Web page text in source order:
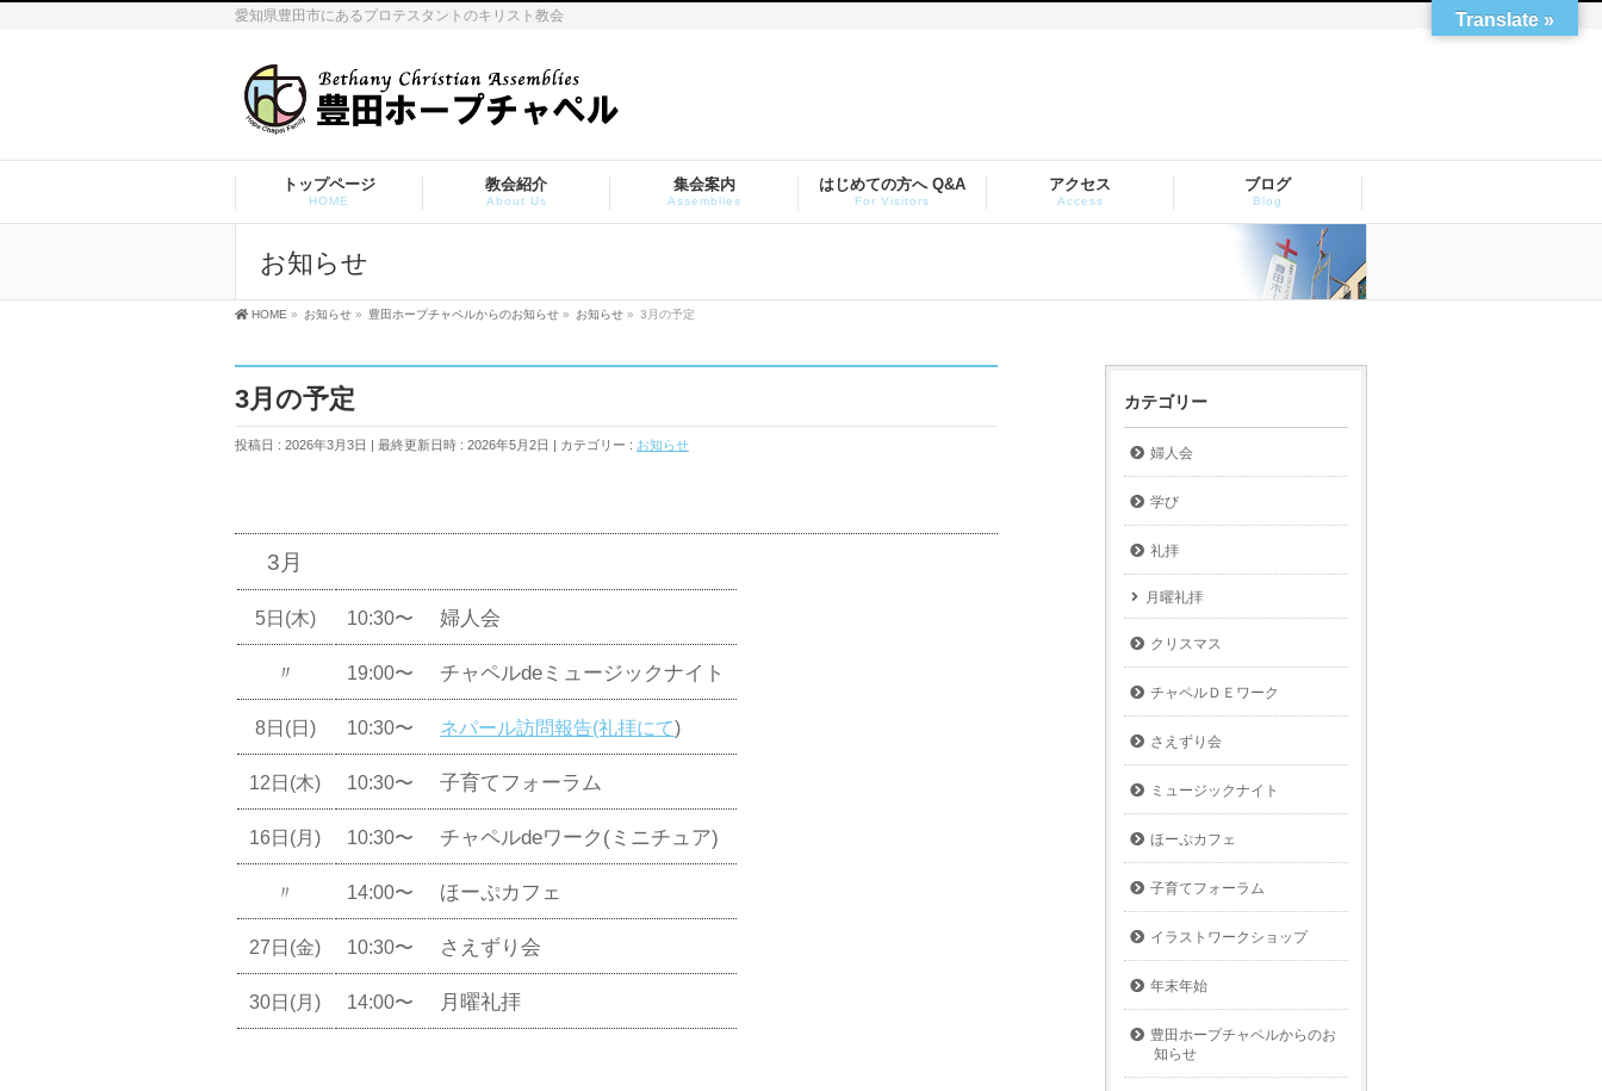
愛知県豊田市にあるプロテスタントのキリスト教会
トップページ
HOME
教会紹介
About Us
集会案内
Assemblies
はじめての方へ Q&A
For Visitors
アクセス
Access
ブログ
Blog
お知らせ
HOME » お知らせ » 豊田ホープチャペルからのお知らせ » お知らせ » 3月の予定
3月の予定
投稿日 : 2026年3月3日 最終更新日時 : 2026年5月2日 カテゴリー : お知らせ
3月
5日(木) 10:30〜 婦人会
〃 19:00〜 チャペルdeミュージックナイト
8日(日) 10:30〜 ネパール訪問報告(礼拝にて)
12日(木) 10:30〜 子育てフォーラム
16日(月) 10:30〜 チャペルdeワーク(ミニチュア)
〃 14:00〜 ほーぷカフェ
27日(金) 10:30〜 さえずり会
30日(月) 14:00〜 月曜礼拝
カテゴリー
婦人会
学び
礼拝
月曜礼拝
クリスマス
チャペルＤＥワーク
さえずり会
ミュージックナイト
ほーぷカフェ
子育てフォーラム
イラストワークショップ
年末年始
豊田ホープチャペルからのお
知らせ
Translate »